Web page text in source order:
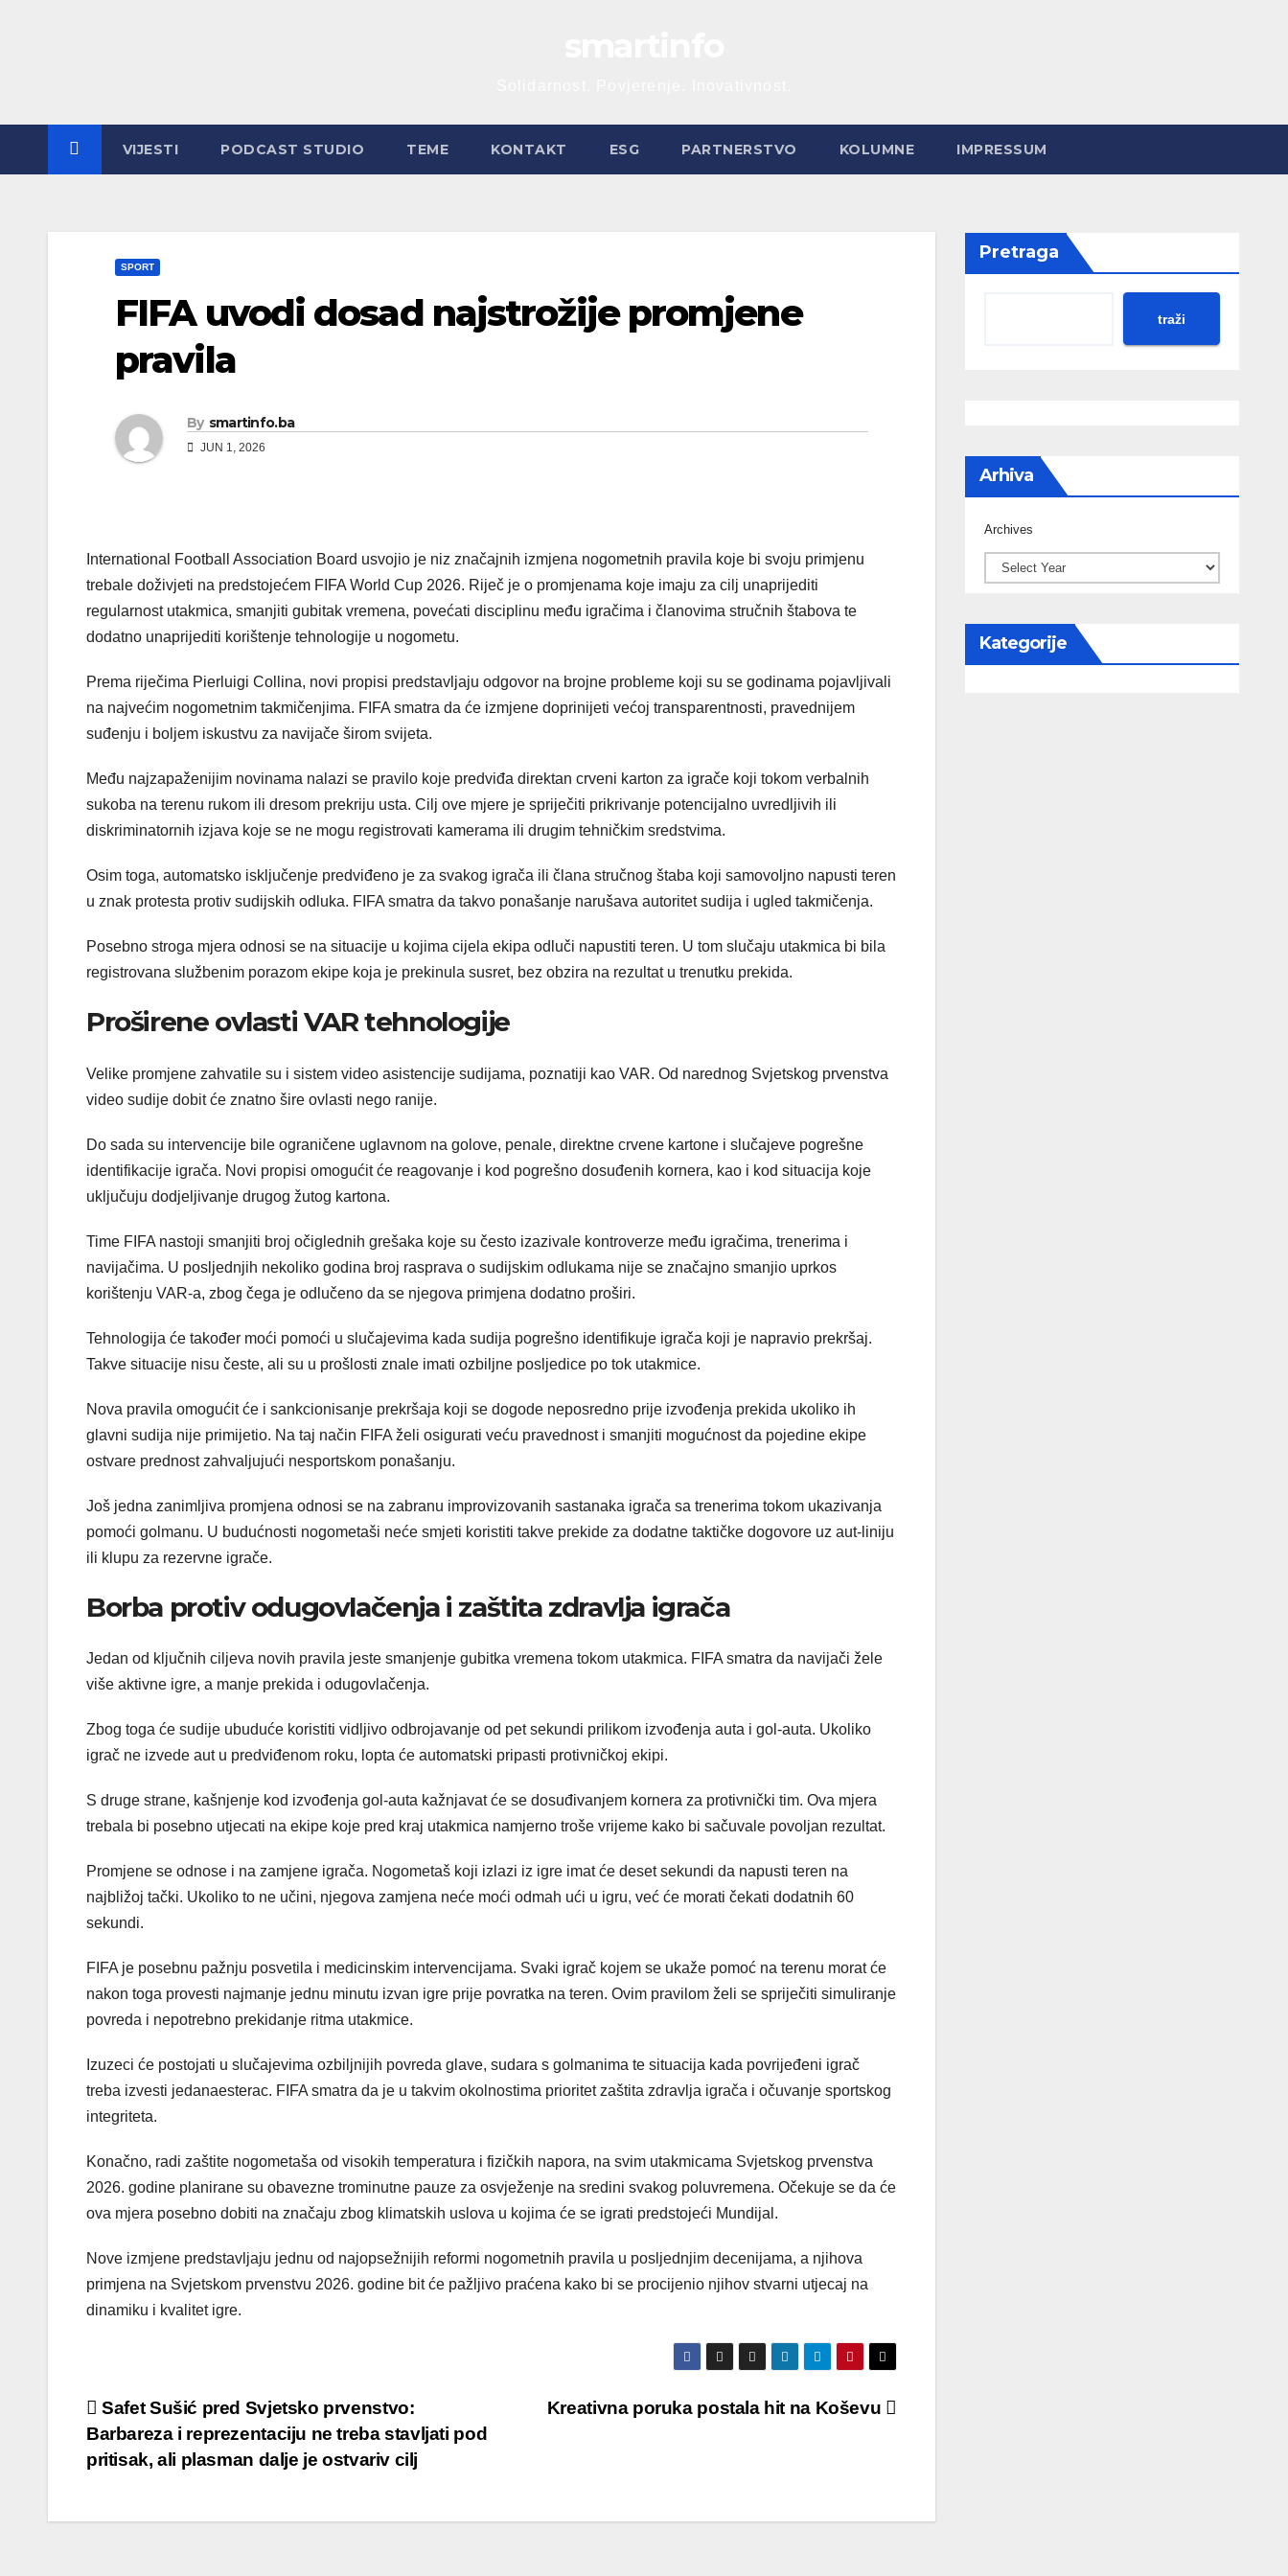
VIJESTI PODCAST STUDIO TEME KONTAKT ESG PARTNERSTVO KOLUMNE IMPRESSUM
SPORT
FIFA uvodi dosad najstrožije promjene
pravila
By smartinfo.ba
JUN 1, 2026
International Football Association Board usvojio je niz značajnih izmjena nogometnih pravila koje bi svoju primjenu
trebale doživjeti na predstojećem FIFA World Cup 2026. Riječ je o promjenama koje imaju za cilj unaprijediti
regularnost utakmica, smanjiti gubitak vremena, povećati disciplinu među igračima i članovima stručnih štabova te
dodatno unaprijediti korištenje tehnologije u nogometu.
Prema riječima Pierluigi Collina, novi propisi predstavljaju odgovor na brojne probleme koji su se godinama pojavljivali
na najvećim nogometnim takmičenjima. FIFA smatra da će izmjene doprinijeti većoj transparentnosti, pravednijem
suđenju i boljem iskustvu za navijače širom svijeta.
Među najzapaženijim novinama nalazi se pravilo koje predviđa direktan crveni karton za igrače koji tokom verbalnih
sukoba na terenu rukom ili dresom prekriju usta. Cilj ove mjere je spriječiti prikrivanje potencijalno uvredljivih ili
diskriminatornih izjava koje se ne mogu registrovati kamerama ili drugim tehničkim sredstvima.
Osim toga, automatsko isključenje predviđeno je za svakog igrača ili člana stručnog štaba koji samovoljno napusti teren
u znak protesta protiv sudijskih odluka. FIFA smatra da takvo ponašanje narušava autoritet sudija i ugled takmičenja.
Posebno stroga mjera odnosi se na situacije u kojima cijela ekipa odluči napustiti teren. U tom slučaju utakmica bi bila
registrovana službenim porazom ekipe koja je prekinula susret, bez obzira na rezultat u trenutku prekida.
Proširene ovlasti VAR tehnologije
Velike promjene zahvatile su i sistem video asistencije sudijama, poznatiji kao VAR. Od narednog Svjetskog prvenstva
video sudije dobit će znatno šire ovlasti nego ranije.
Do sada su intervencije bile ograničene uglavnom na golove, penale, direktne crvene kartone i slučajeve pogrešne
identifikacije igrača. Novi propisi omogućit će reagovanje i kod pogrešno dosuđenih kornera, kao i kod situacija koje
uključuju dodjeljivanje drugog žutog kartona.
Time FIFA nastoji smanjiti broj očiglednih grešaka koje su često izazivale kontroverze među igračima, trenerima i
navijačima. U posljednjih nekoliko godina broj rasprava o sudijskim odlukama nije se značajno smanjio uprkos
korištenju VAR-a, zbog čega je odlučeno da se njegova primjena dodatno proširi.
Tehnologija će također moći pomoći u slučajevima kada sudija pogrešno identifikuje igrača koji je napravio prekršaj.
Takve situacije nisu česte, ali su u prošlosti znale imati ozbiljne posljedice po tok utakmice.
Nova pravila omogućit će i sankcionisanje prekršaja koji se dogode neposredno prije izvođenja prekida ukoliko ih
glavni sudija nije primijetio. Na taj način FIFA želi osigurati veću pravednost i smanjiti mogućnost da pojedine ekipe
ostvare prednost zahvaljujući nesportskom ponašanju.
Još jedna zanimljiva promjena odnosi se na zabranu improvizovanih sastanaka igrača sa trenerima tokom ukazivanja
pomoći golmanu. U budućnosti nogometaši neće smjeti koristiti takve prekide za dodatne taktičke dogovore uz aut-liniju
ili klupu za rezervne igrače.
Borba protiv odugovlačenja i zaštita zdravlja igrača
Jedan od ključnih ciljeva novih pravila jeste smanjenje gubitka vremena tokom utakmica. FIFA smatra da navijači žele
više aktivne igre, a manje prekida i odugovlačenja.
Zbog toga će sudije ubuduće koristiti vidljivo odbrojavanje od pet sekundi prilikom izvođenja auta i gol-auta. Ukoliko
igrač ne izvede aut u predviđenom roku, lopta će automatski pripasti protivničkoj ekipi.
S druge strane, kašnjenje kod izvođenja gol-auta kažnjavat će se dosuđivanjem kornera za protivnički tim. Ova mjera
trebala bi posebno utjecati na ekipe koje pred kraj utakmica namjerno troše vrijeme kako bi sačuvale povoljan rezultat.
Promjene se odnose i na zamjene igrača. Nogometaš koji izlazi iz igre imat će deset sekundi da napusti teren na
najbližoj tački. Ukoliko to ne učini, njegova zamjena neće moći odmah ući u igru, već će morati čekati dodatnih 60
sekundi.
FIFA je posebnu pažnju posvetila i medicinskim intervencijama. Svaki igrač kojem se ukaže pomoć na terenu morat će
nakon toga provesti najmanje jednu minutu izvan igre prije povratka na teren. Ovim pravilom želi se spriječiti simuliranje
povreda i nepotrebno prekidanje ritma utakmice.
Izuzeci će postojati u slučajevima ozbiljnijih povreda glave, sudara s golmanima te situacija kada povrijeđeni igrač
treba izvesti jedanaesterac. FIFA smatra da je u takvim okolnostima prioritet zaštita zdravlja igrača i očuvanje sportskog
integriteta.
Konačno, radi zaštite nogometaša od visokih temperatura i fizičkih napora, na svim utakmicama Svjetskog prvenstva
2026. godine planirane su obavezne trominutne pauze za osvježenje na sredini svakog poluvremena. Očekuje se da će
ova mjera posebno dobiti na značaju zbog klimatskih uslova u kojima će se igrati predstojeći Mundijal.
Nove izmjene predstavljaju jednu od najopsežnijih reformi nogometnih pravila u posljednjim decenijama, a njihova
primjena na Svjetskom prvenstvu 2026. godine bit će pažljivo praćena kako bi se procijenio njihov stvarni utjecaj na
dinamiku i kvalitet igre.
Post
navigation
Kreativna poruka postala hit na Koševu
Safet Sušić pred Svjetsko prvenstvo:
Barbareza i reprezentaciju ne treba stavljati pod
pritisak, ali plasman dalje je ostvariv cilj
Pretraga
traži
Arhiva
Archives
Kategorije